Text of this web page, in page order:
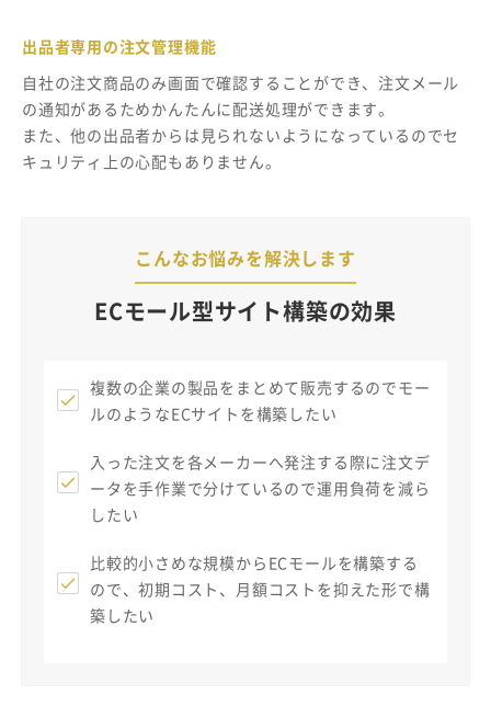
出品者専用の注文管理機能
自社の注文商品のみ画面で確認することができ、注文メール
の通知があるためかんたんに配送処理ができます。
また、他の出品者からは見られないようになっているのでセ
キュリティ上の心配もありません。
こんなお悩みを解決します
ECモール型サイト構築の効果
複数の企業の製品をまとめて販売するのでモー
ルのようなECサイトを構築したい
入った注文を各メーカーへ発注する際に注文デ
ータを手作業で分けているので運用負荷を減ら
したい
比較的小さめな規模からECモールを構築する
ので、初期コスト、月額コストを抑えた形で構
築したい